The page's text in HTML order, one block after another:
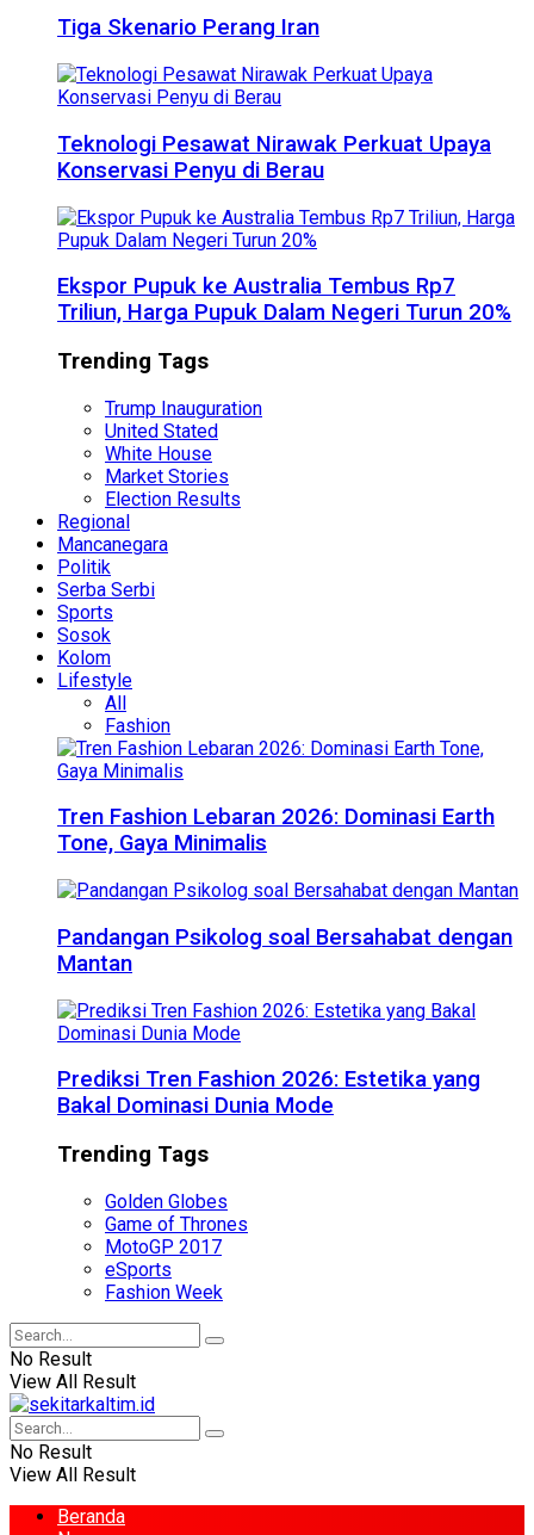
Tiga Skenario Perang Iran
Teknologi Pesawat Nirawak Perkuat Upaya
Konservasi Penyu di Berau
Ekspor Pupuk ke Australia Tembus Rp7
Triliun, Harga Pupuk Dalam Negeri Turun 20%
Trending Tags
Trump Inauguration
United Stated
White House
Market Stories
Election Results
Regional
Mancanegara
Politik
Serba Serbi
Sports
Sosok
Kolom
Lifestyle
All
Fashion
Tren Fashion Lebaran 2026: Dominasi Earth
Tone, Gaya Minimalis
Pandangan Psikolog soal Bersahabat dengan
Mantan
Prediksi Tren Fashion 2026: Estetika yang
Bakal Dominasi Dunia Mode
Trending Tags
Golden Globes
Game of Thrones
MotoGP 2017
eSports
Fashion Week
No Result
View All Result
No Result
View All Result
Beranda